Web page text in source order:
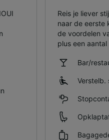
Reis je liever
naar de eerste
de voordelen
plus een
Bar/
Verstelb.